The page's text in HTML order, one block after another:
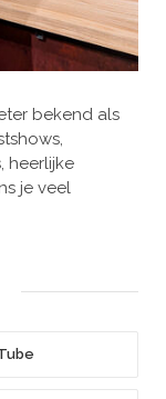
bekend als
heerlijke
je veel